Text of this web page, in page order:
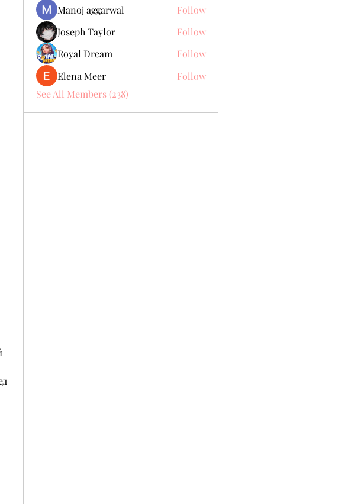
Manoj aggarwal
Follow
Joseph Taylor
Follow
Royal Dream
Follow
Elena Meer
Follow
See All Members (238)